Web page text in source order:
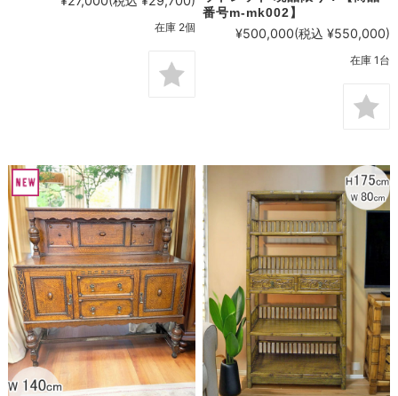
在庫 2個
番号m-mk002】
¥500,000(税込 ¥550,000)
在庫 1台